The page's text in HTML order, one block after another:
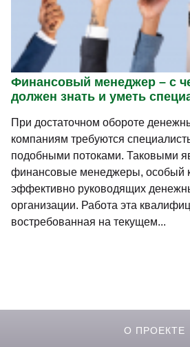
Финансовый менеджер – с
должен знать и уметь
При достаточном обороте
компаниям требуются
подобными потоками. Таковыми
финансовые менеджеры, особый
эффективно руководящих
организации. Работа эта
востребованная на текущем...
О ПРОЕКТЕ